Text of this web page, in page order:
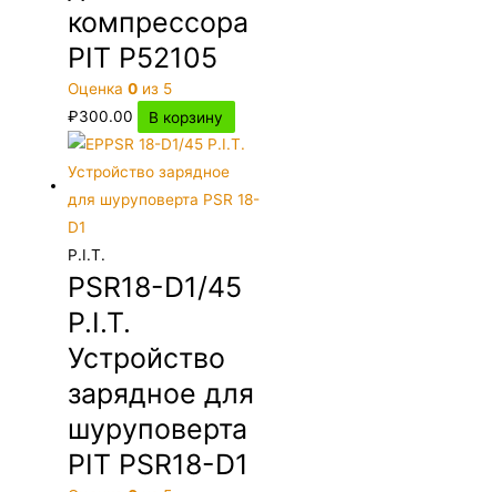
компрессора
PIT P52105
Оценка0 из 5
₽300.00 В корзину
P.I.T.
PSR18-D1/45
P.I.T.
Устройство
зарядное для
шуруповерта
PIT PSR18-D1